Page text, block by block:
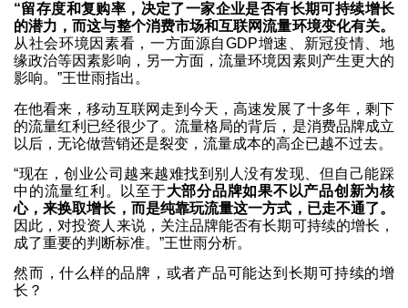
“留存度和复购率，决定了一家企业是否有长期可持续增长
的潜力，而这与整个消费市场和互联网流量环境变化有关。
从社会环境因素看，一方面源自GDP增速、新冠疫情、地
缘政治等因素影响，另一方面，流量环境因素则产生更大的
影响。”王世雨指出。
在他看来，移动互联网走到今天，高速发展了十多年，剩下
的流量红利已经很少了。流量格局的背后，是消费品牌成立
以后，无论做营销还是裂变，流量成本的高企已越不过去。
“现在，创业公司越来越难找到别人没有发现、但自己能踩
中的流量红利。以至于大部分品牌如果不以产品创新为核
心，来换取增长，而是纯靠玩流量这一方式，已走不通了。
因此，对投资人来说，关注品牌能否有长期可持续的增长，
成了重要的判断标准。”王世雨分析。
然而，什么样的品牌，或者产品可能达到长期可持续的增
长？